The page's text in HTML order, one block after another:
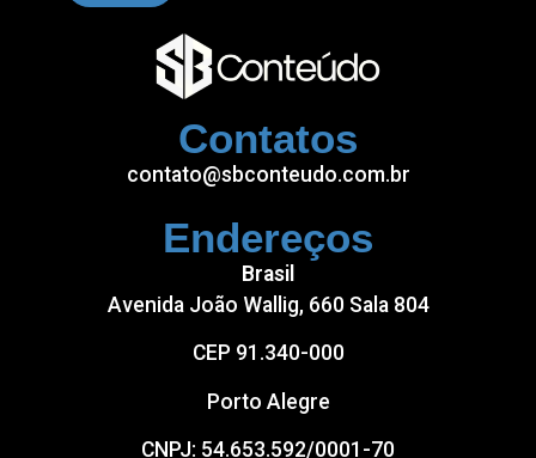
Contatos
contato@sbconteudo.com.br
Endereços
Brasil
Avenida João Wallig, 660 Sala 804
CEP 91.340-000
Porto Alegre
CNPJ: 54.653.592/0001-70